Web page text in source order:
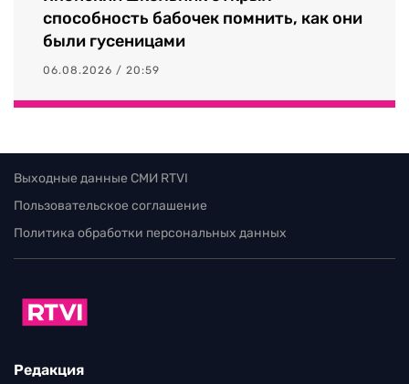
способность бабочек помнить, как они
были гусеницами
06.08.2026 / 20:59
Выходные данные СМИ RTVI
Пользовательское соглашение
Политика обработки персональных данных
Редакция